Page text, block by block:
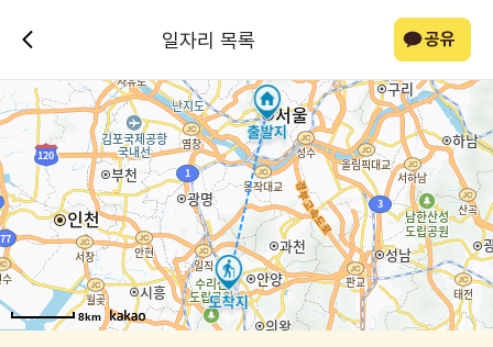
일자리 목록 공유
8km
8km
8km
8km
8km
8km
8km
8km